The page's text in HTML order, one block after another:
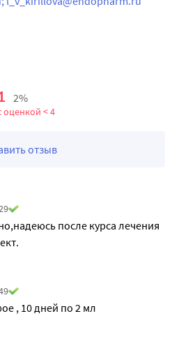
действия света высокой
рассасыванию
улучшает
2%
оценкой < 4
отзыв
после курса лечения
, 10 дней по 2 мл